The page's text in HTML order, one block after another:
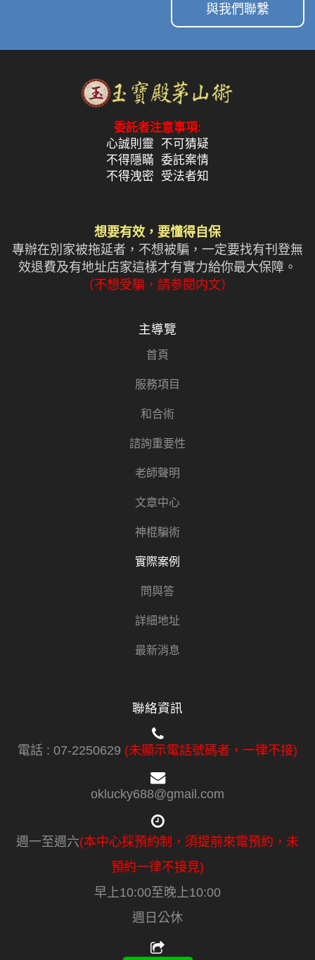
與我們聯繫
委託者注意事項:
心誠則靈 不可猜疑
不得隱瞞 委託案情
不得洩密 受法者知
想要有效，要懂得自保
專辦在別家被拖延者，不想被騙，一定要找有刊登無
效退費及有地址店家這樣才有實力給你最大保障。
（不想受騙，請参閱内文）
主導覽
首頁
服務項目
和合術
諮詢重要性
老師聲明
文章中心
神棍騙術
實際案例
問與答
詳細地址
最新消息
聯絡資訊
電話 : 07-2250629 (未顯示電話號碼者，一律不接)
oklucky688@gmail.com
週一至週六(本中心採預約制，須提前來電預約，未
預約一律不接見)
早上10:00至晚上10:00
週日公休